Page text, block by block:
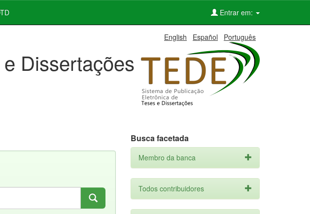
Entrar em:
English Español Português
Dissertações
Busca facetada
Membro da banca
Todos contribuidores